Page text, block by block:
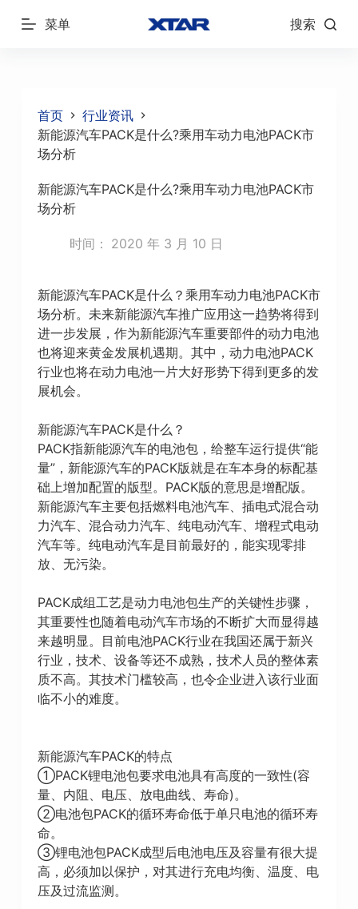
跳
菜单 搜索
首页
行业资讯
新能源汽车PACK是什么?乘用车动力电池PACK市
场分析
新能源汽车PACK是什么?乘用车动力电池PACK市
场分析
时间： 2020 年 3 月 10 日
新能源汽车PACK是什么？乘用车动力电池PACK市
场分析。未来新能源汽车推广应用这一趋势将得到
进一步发展，作为新能源汽车重要部件的动力电池
也将迎来黄金发展机遇期。其中，动力电池PACK
行业也将在动力电池一片大好形势下得到更多的发
展机会。
新能源汽车PACK是什么？
PACK指新能源汽车的电池包，给整车运行提供“能
量”，新能源汽车的PACK版就是在车本身的标配基
础上增加配置的版型。PACK版的意思是增配版。
新能源汽车主要包括燃料电池汽车、插电式混合动
力汽车、混合动力汽车、纯电动汽车、增程式电动
汽车等。纯电动汽车是目前最好的，能实现零排
放、无污染。
PACK成组工艺是动力电池包生产的关键性步骤，
其重要性也随着电动汽车市场的不断扩大而显得越
来越明显。目前电池PACK行业在我国还属于新兴
行业，技术、设备等还不成熟，技术人员的整体素
质不高。其技术门槛较高，也令企业进入该行业面
临不小的难度。
新能源汽车PACK的特点
①PACK锂电池包要求电池具有高度的一致性(容
量、内阻、电压、放电曲线、寿命)。
②电池包PACK的循环寿命低于单只电池的循环寿
命。
③锂电池包PACK成型后电池电压及容量有很大提
高，必须加以保护，对其进行充电均衡、温度、电
压及过流监测。